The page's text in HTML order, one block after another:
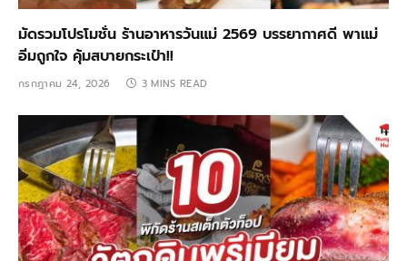
มัดรวมโปรโมชั่น ร้านอาหารวันแม่ 2569 บรรยากาศดี พาแม่
อิ่มถูกใจ คุ้มสบายกระเป๋า!!
กรกฎาคม 24, 2026 3 MINS READ